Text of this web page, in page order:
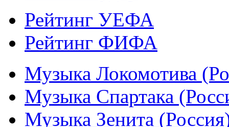
Рейтинг УЕФА
Рейтинг ФИФА
Музыка Локомотива
Музыка Спартака
Музыка Зенита